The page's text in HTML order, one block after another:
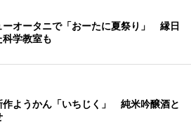
ーオータニで「おーたに夏祭り」 縁日
学教室も
作ようかん「いちじく」 純米吟醸酒と